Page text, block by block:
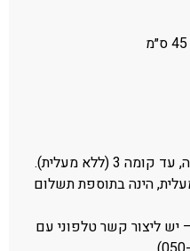
(ללא מעלית).
הינה בתוספת תשלום
יש ליצור קשר טלפוני עם